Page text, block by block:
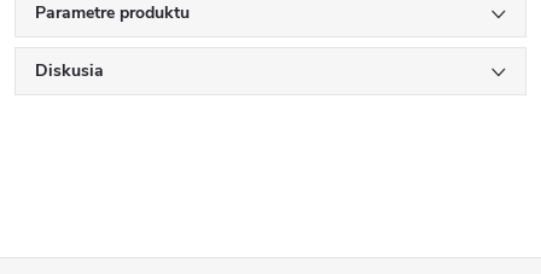
Parametre produktu
Diskusia